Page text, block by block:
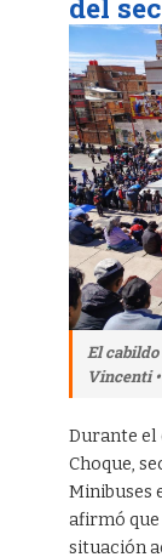
del
El
Vincenti
Durante el
Choque,
Minibuses
afirmó que
situación